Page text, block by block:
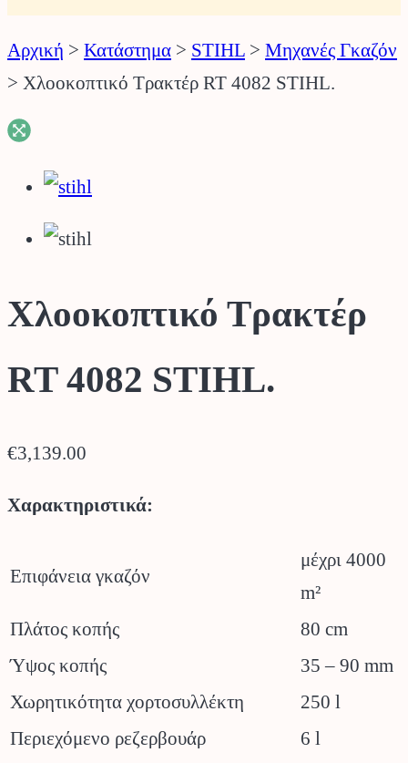
Αρχική > Κατάστημα > STIHL > Μηχανές Γκαζόν
> Χλοοκοπτικό Τρακτέρ RT 4082 STIHL.
Χλοοκοπτικό Τρακτέρ
RT 4082 STIHL.
€3,139.00
Χαρακτηριστικά:
Επιφάνεια γκαζόν
μέχρι 4000
m²
Πλάτος κοπής
80 cm
Ύψος κοπής
35 – 90 mm
Χωρητικότητα χορτοσυλλέκτη
250 l
Περιεχόμενο ρεζερβουάρ
6 l